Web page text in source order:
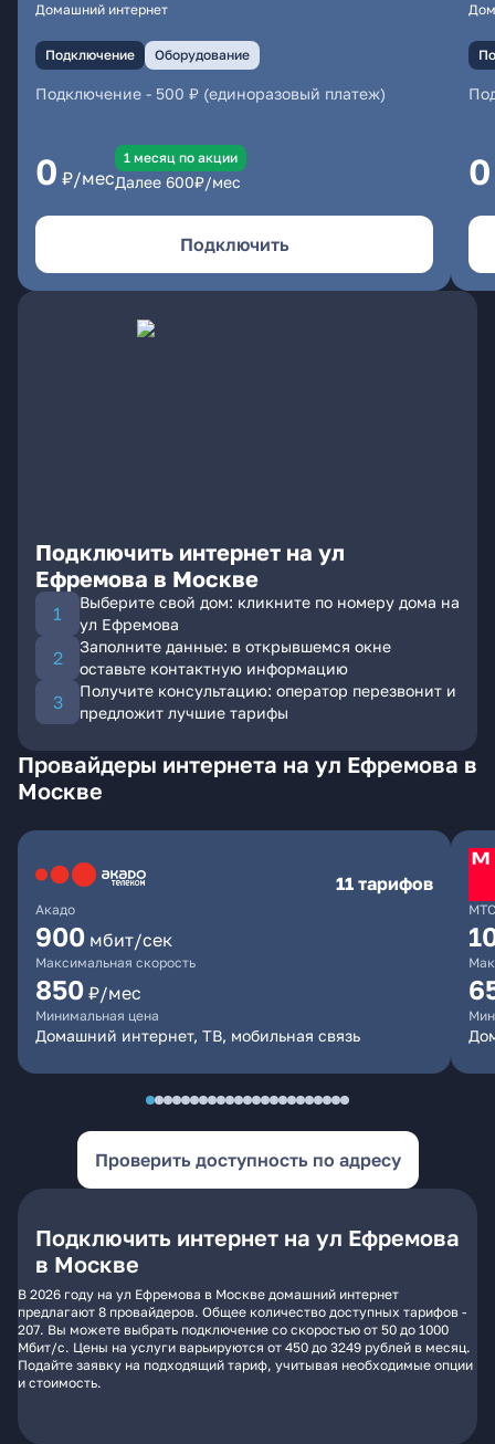
Домашний интернет
Подключение Оборудование
Подключение - 500 ₽ (единоразовый платеж)
0 ₽/мес
1 месяц по акции
Далее 600₽/мес
Подключить
0
Подключить интернет на ул
Ефремова в Москве
Выберите свой дом: кликните по номеру дома на
ул Ефремова
Заполните данные: в открывшемся окне
оставьте контактную информацию
Получите консультацию: оператор перезвонит и
предложит лучшие тарифы
Провайдеры интернета на ул Ефремова в
Москве
Акадо
11 тарифов
900 мбит/сек
Максимальная скорость
850 ₽/мес
Минимальная цена
Домашний интернет, ТВ, мобильная связь
МТС
Проверить доступность по адресу
Подключить интернет на ул Ефремова
в Москве
В 2026 году на ул Ефремова в Москве домашний интернет
предлагают 8 провайдеров. Общее количество доступных тарифов -
207. Вы можете выбрать подключение со скоростью от 50 до 1000
Мбит/с. Цены на услуги варьируются от 450 до 3249 рублей в месяц.
Подайте заявку на подходящий тариф, учитывая необходимые опции
и стоимость.